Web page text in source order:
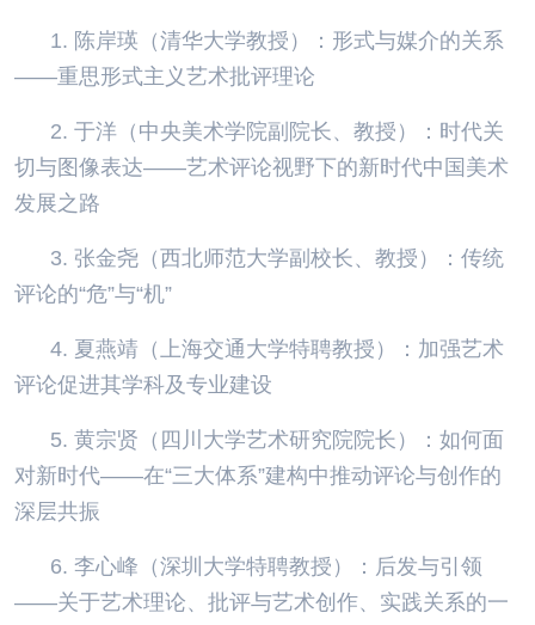
1. 陈岸瑛（清华大学教授）：形式与媒介的关系
——重思形式主义艺术批评理论
2. 于洋（中央美术学院副院长、教授）：时代关
切与图像表达——艺术评论视野下的新时代中国美术
发展之路
3. 张金尧（西北师范大学副校长、教授）：传统
评论的“危”与“机”
4. 夏燕靖（上海交通大学特聘教授）：加强艺术
评论促进其学科及专业建设
5. 黄宗贤（四川大学艺术研究院院长）：如何面
对新时代——在“三大体系”建构中推动评论与创作的
深层共振
6. 李心峰（深圳大学特聘教授）：后发与引领
——关于艺术理论、批评与艺术创作、实践关系的一